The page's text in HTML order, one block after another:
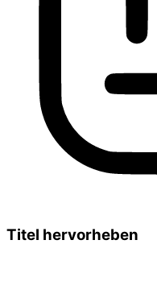
Titel hervorheben